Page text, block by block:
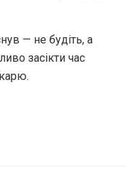
— не будіть, а
засікти час